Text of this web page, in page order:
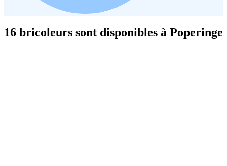
16 bricoleurs sont disponibles à Poperinge